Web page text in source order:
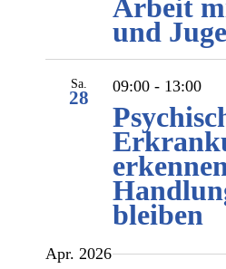
Arbeit
und
Sa.
28
09:00- 13:00
bleiben
Apr. 2026